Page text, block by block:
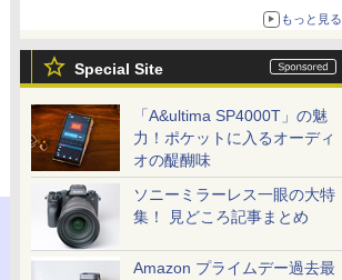
もっと見る
Special Site
「A&ultima SP4000T」の魅
力！ポケットに入るオーディ
オの醍醐味
ソニーミラーレス一眼の大特
集！ 見どころ記事まとめ
Amazon プライムデー過去最